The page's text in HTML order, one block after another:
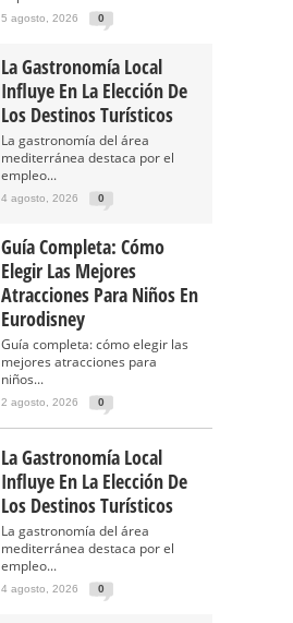
5 agosto, 2026 0
La Gastronomía Local
Influye En La Elección De
Los Destinos Turísticos
La gastronomía del área
mediterránea destaca por el
empleo...
4 agosto, 2026 0
Guía Completa: Cómo
Elegir Las Mejores
Atracciones Para Niños En
Eurodisney
Guía completa: cómo elegir las
mejores atracciones para
niños...
2 agosto, 2026 0
La Gastronomía Local
Influye En La Elección De
Los Destinos Turísticos
La gastronomía del área
mediterránea destaca por el
empleo...
4 agosto, 2026 0